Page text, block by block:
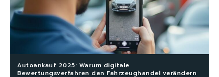
Autoankauf 2025: Warum digitale
Bewertungsverfahren den Fahrzeughandel verändern